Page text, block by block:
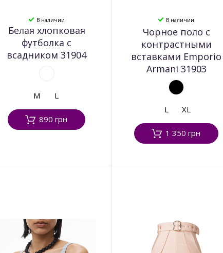
В наличии
Белая хлопковая
футболка с
всадником 31904
M L
890 грн
В наличии
Чорное поло с
контрастными
вставками Emporio
Armani 31903
L XL
1 350 грн